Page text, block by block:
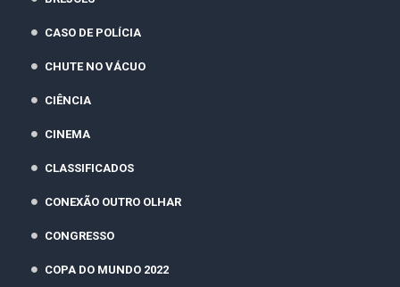
CASO DE POLÍCIA
CHUTE NO VÁCUO
CIÊNCIA
CINEMA
CLASSIFICADOS
CONEXÃO OUTRO OLHAR
CONGRESSO
COPA DO MUNDO 2022